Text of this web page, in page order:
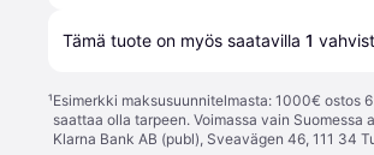
Tämä tuote on myös saatavilla 1
¹Esimerkki maksusuunnitelmasta: 1000€ ostos
saattaa olla tarpeen. Voimassa vain
Klarna Bank AB (publ), Sveavägen 46, 111 34